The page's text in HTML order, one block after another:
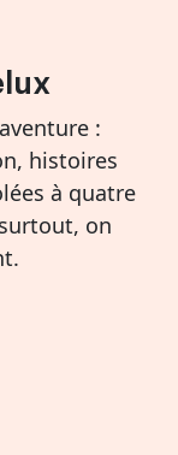
:
histoires
à quatre
on